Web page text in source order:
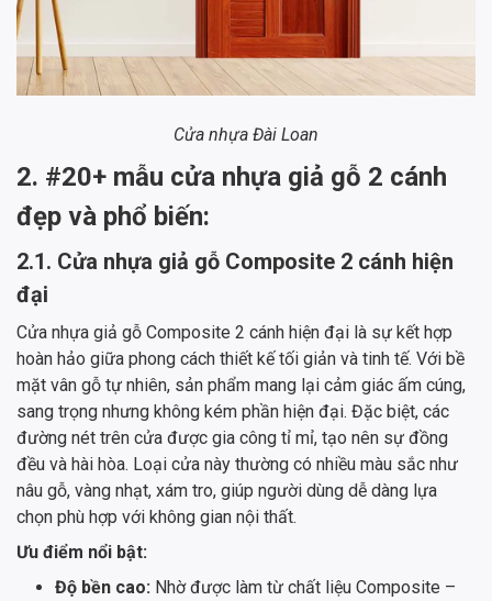
Cửa nhựa Đài Loan
2. #20+ mẫu cửa nhựa giả gỗ 2 cánh
đẹp và phổ biến:
2.1. Cửa nhựa giả gỗ Composite 2 cánh hiện
đại
Cửa nhựa giả gỗ Composite 2 cánh hiện đại là sự kết hợp
hoàn hảo giữa phong cách thiết kế tối giản và tinh tế. Với bề
mặt vân gỗ tự nhiên, sản phẩm mang lại cảm giác ấm cúng,
sang trọng nhưng không kém phần hiện đại. Đặc biệt, các
đường nét trên cửa được gia công tỉ mỉ, tạo nên sự đồng
đều và hài hòa. Loại cửa này thường có nhiều màu sắc như
nâu gỗ, vàng nhạt, xám tro, giúp người dùng dễ dàng lựa
chọn phù hợp với không gian nội thất.
Ưu điểm nổi bật:
Độ bền cao: Nhờ được làm từ chất liệu Composite –